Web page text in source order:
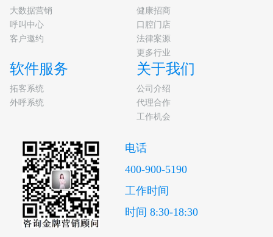
大数据营销
呼叫中心
客户邀约
健康招商
口腔门店
法律案源
更多行业
软件服务
拓客系统
外呼系统
关于我们
公司介绍
代理合作
工作机会
电话
400-900-5190
工作时间
时间 8:30-18:30